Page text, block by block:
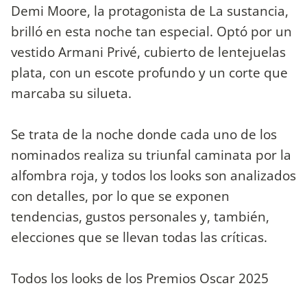
Demi Moore, la protagonista de La sustancia,
brilló en esta noche tan especial. Optó por un
vestido Armani Privé, cubierto de lentejuelas
plata, con un escote profundo y un corte que
marcaba su silueta.
Se trata de la noche donde cada uno de los
nominados realiza su triunfal caminata por la
alfombra roja, y todos los looks son analizados
con detalles, por lo que se exponen
tendencias, gustos personales y, también,
elecciones que se llevan todas las críticas.
Todos los looks de los Premios Oscar 2025